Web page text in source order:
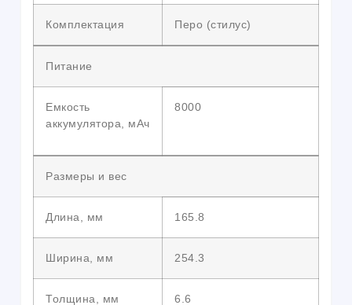
Комплектация Перо (стилус)
Питание
Емкость
аккумулятора, мАч
8000
Размеры и вес
Длина, мм 165.8
Ширина, мм 254.3
Толщина, мм 6.6